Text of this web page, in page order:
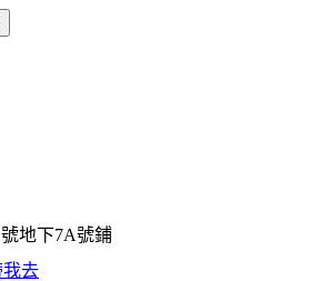
地下7A號鋪
我去